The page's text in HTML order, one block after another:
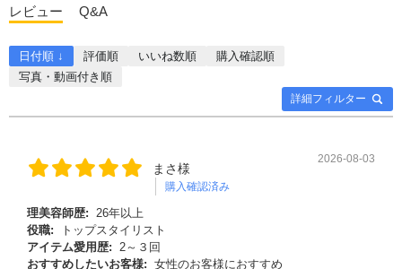
レビュー Q&A
詳細フィルター
日付順 ↓ 評価順 いいね数順
購入確認順
写真・動画付き順
まさ様
購入確認済み
2026-08-03
理美容師歴: 26年以上
役職:
トップスタイリスト
アイテム愛用歴: 2～３回
おすすめしたいお客様: 女性のお客様におすすめ